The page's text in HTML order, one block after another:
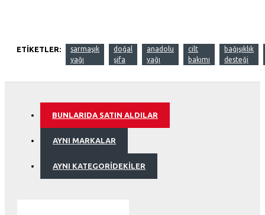
ETIKETLER:
sarmaşık
yağı
doğal
şifa
anadolu
yağı
cilt
bakımı
bağışıklık
desteği
BUNLARIDA SATIN ALDILAR
AYNI MARKALAR
AYNI KATEGORIDEKILER